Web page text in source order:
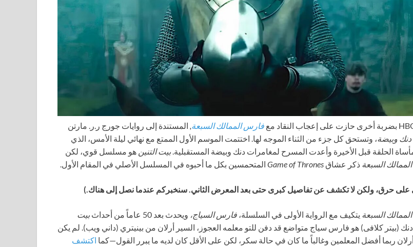
فارس الممالك السبعة, المستندة إلى روايات جورج ر.ر. مارتن
وبيضة، وتستحق كل جزء من الثناء الموجه لها. اختتمت الموسم الأول الممتع مع نهائي ليلة الأمس، الذي
الحلقة قبل الأخيرة وأعدت المسرح لمغامرات دنك وبيضة المستقبلية.بيت التنين هو مسلسل قوي، لكن
السبعة ذكر عشاق Game of Thrones المتحمسين بكل ما أحبوه في المسلسل الأصلي في المقام الأول.
على حرق، ولكن لا تكشف عن تفاصيل كبرى حتى بعد المعرض الثاني. سنخبركم عندما نصل إلى هناك.)
السبعة يتكيف مع الرواية الأولى في السلسلة، فارس السياج، ويحدث بعد 50 عاماً من أحداث
بيت
(بيتر كلافى) هو فارس سياج متواضع قد دفن للتو معلمه العجوز، السير أرلان من بينيتري (داني ويب). لم يكن
ربما أفضل المعلمين وغالباً ما كان في حالة سكر، لكن على الأقل كان لديه ما يبرر القول—كما اكتشف